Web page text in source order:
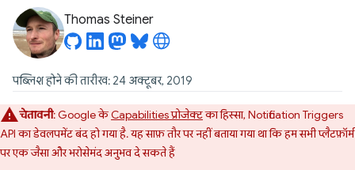
Thomas Steiner
पब्लिश होने की तारीख: 24 अक्टूबर, 2019
चेतावनी: Google केCapabilities प्रोजेक्टका हिस्सा, Notification Triggers
API का डेवलपमेंट बंद हो गया है. यह साफ़ तौर पर नहीं बताया गया था कि हम सभी प्लैटफ़ॉर्म
पर एक जैसा और भरोसेमंद अनुभव दे सकते हैं